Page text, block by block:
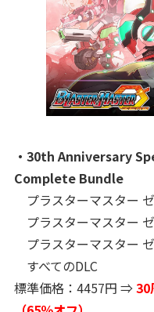
・30th Anniversary
Complete Bundle
プラスターマスター
プラスターマスター
プラスターマスター
すべてのDLC
標準価格：4457円 ⇒30